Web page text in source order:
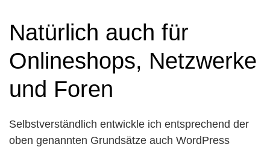
Natürlich auch für
Onlineshops, Netzwerke
und Foren
Selbstverständlich entwickle ich entsprechend der
oben genannten Grundsätze auch WordPress